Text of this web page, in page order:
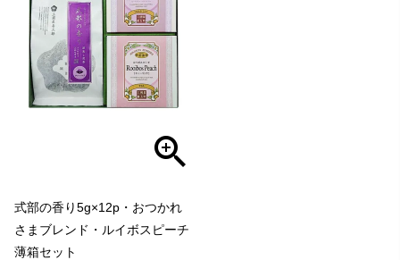
式部の香り5g×12p・おつかれ
さまブレンド・ルイボスピーチ
薄箱セット